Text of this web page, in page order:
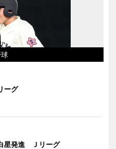
ーグ
星発進 Ｊリーグ